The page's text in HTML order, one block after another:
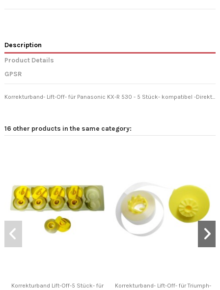
Description
Product Details
GPSR
Korrekturband- Lift-Off- für Panasonic KX-R 530 - 5 Stück- kompatibel -Direkt...
16 other products in the same category:
Korrekturband Lift-Off-5 Stück- für
Korrekturband- Lift-Off- für Triumph-